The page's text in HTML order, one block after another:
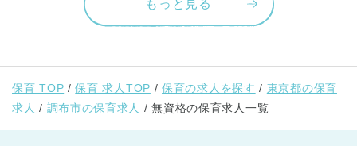
もっと見る
保育 TOP 保育 求人TOP 保育の求人を探す
東京都の保育
求人
調布市の保育求人 無資格の保育求人一覧